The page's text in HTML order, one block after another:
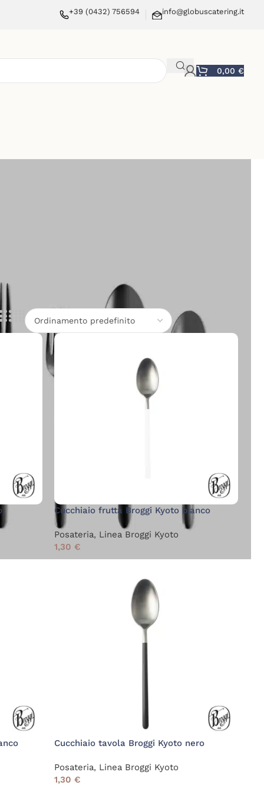
+39 (0432) 756594 info@globuscatering.it
0,00 €
Cucchiaio frutta Broggi Kyoto bianco
Posateria, Linea Broggi Kyoto
1,30 €
Cucchiaio tavola Broggi Kyoto nero
Posateria, Linea Broggi Kyoto
1,30€